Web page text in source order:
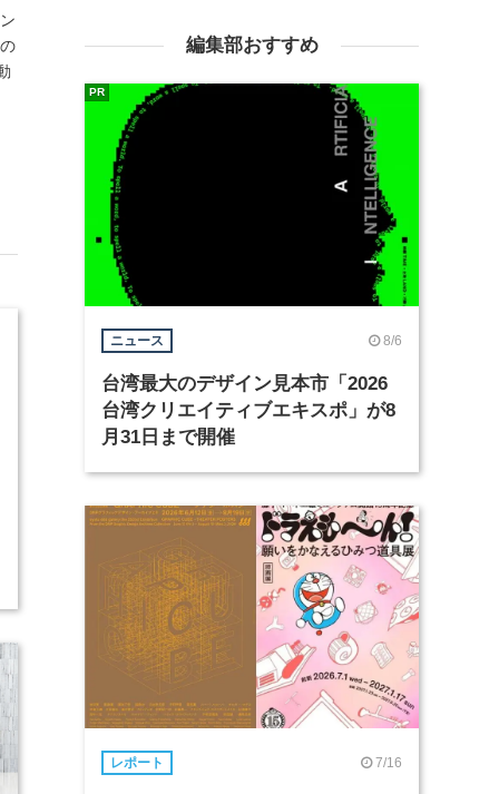
編集部おすすめ
ニュース 8/6
台湾最大のデザイン見本市「2026
台湾クリエイティブエキスポ」が8
月31日まで開催
PR
レポート 7/16